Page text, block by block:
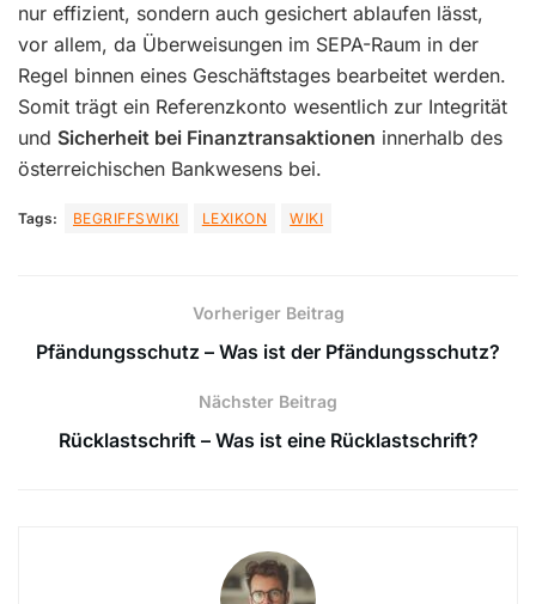
nur effizient, sondern auch gesichert ablaufen lässt,
vor allem, da Überweisungen im SEPA-Raum in der
Regel binnen eines Geschäftstages bearbeitet werden.
Somit trägt ein Referenzkonto wesentlich zur Integrität
und Sicherheit bei Finanztransaktionen innerhalb des
österreichischen Bankwesens bei.
Tags: BEGRIFFSWIKI LEXIKON WIKI
Vorheriger Beitrag
Pfändungsschutz – Was ist der Pfändungsschutz?
Nächster Beitrag
Rücklastschrift – Was ist eine Rücklastschrift?